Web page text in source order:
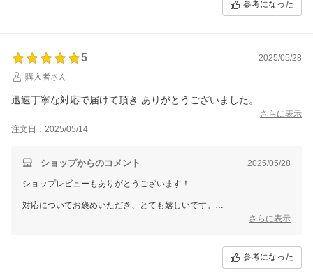
またいつでもお待ちしております！
参考になった
5
2025/05/28
購入者さん
迅速丁寧な対応で届けて頂き ありがとうございました。
さらに表示
注文日：2025/05/14
ショップからのコメント 2025/05/28
ショップレビューもありがとうございます！
対応についてお褒めいただき、とても嬉しいです。
安心してお買い物いただけるよう、これからも迅速かつ丁寧な対応を心
このたびはご利用いただき、誠にありがとうございました！
またお手伝いできる日を楽しみにお待ちしております。
さらに表示
参考になった